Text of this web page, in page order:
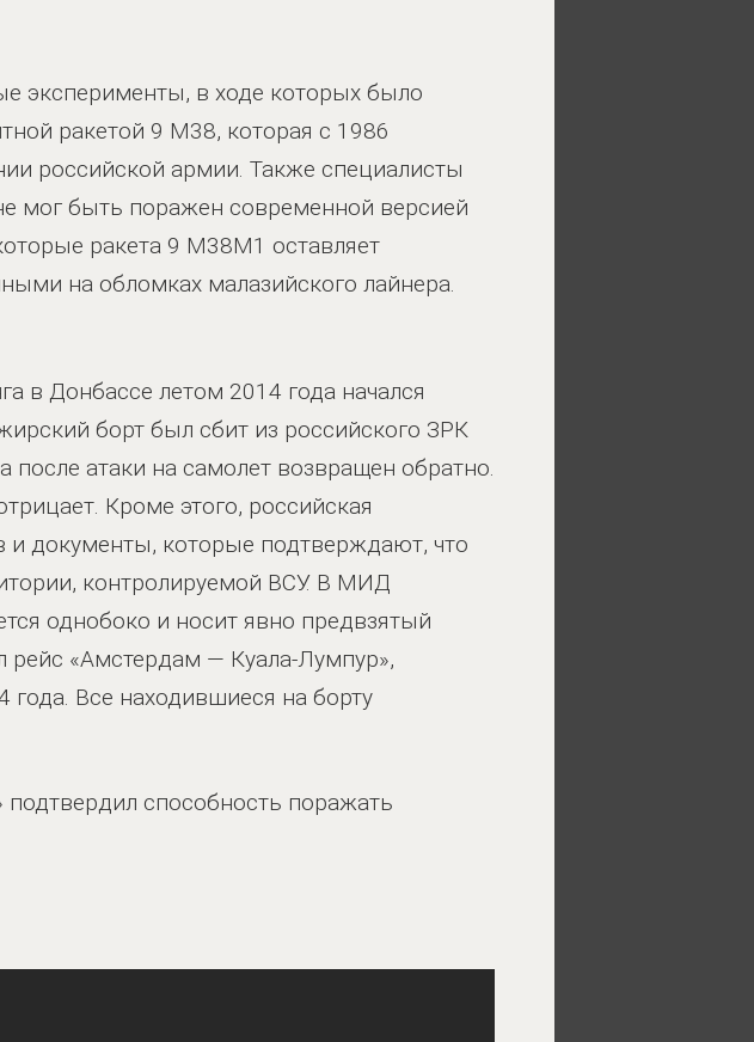
эксперименты, в ходе которых было
ракетой 9 М38, которая с 1986
российской армии. Также специалисты
мог быть поражен современной версией
ракета 9 М38М1 оставляет
на обломках малазийского лайнера.
в Донбассе летом 2014 года начался
борт был сбит из российского ЗРК
атаки на самолет возвращен обратно.
Кроме этого, российская
документы, которые подтверждают, что
контролируемой ВСУ. В МИД
однобоко и носит явно предвзятый
рейс «Амстердам — Куала-Лумпур»,
года. Все находившиеся на борту
способность поражать